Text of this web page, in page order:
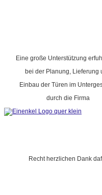
Eine große Unterstützung
bei der Planung, Lieferung
Einbau der Türen im
durch die Firma
Recht herzlichen Dank